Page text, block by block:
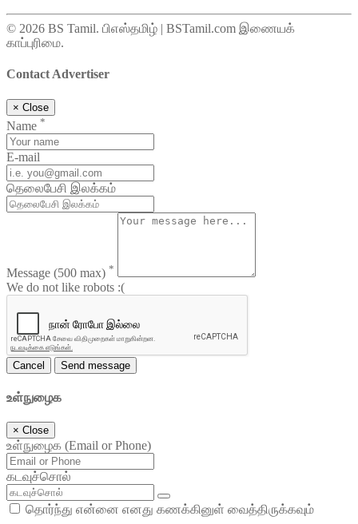
© 2026 BS Tamil. பிஎஸ்தமிழ் | BSTamil.com இணையக்
காப்புரிமை.
Contact Advertiser
× Close
Name *
E-mail
தெலைபேசி இலக்கம்
Message (500 max) *
We do not like robots :(
Cancel Send message
உள்நுழைக
× Close
உள்நுழைக (Email or Phone)
கடவுச்சொல்
தொர்ந்து என்னை எனது கணக்கினுள் வைத்திருக்கவும்